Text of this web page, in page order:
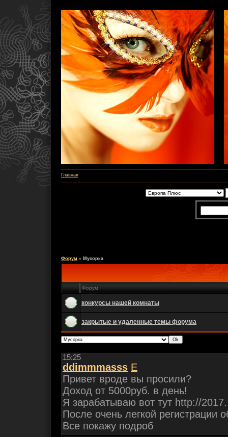
Главная
Форум » Мусорка
Форум
конкурсы нашей комнаты
закрытые и удаленные темы форума